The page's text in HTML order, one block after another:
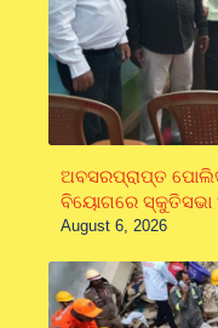
ଅବସରପ୍ରାପ୍ତ
ବିୟୋଗରେ
August 6, 2026